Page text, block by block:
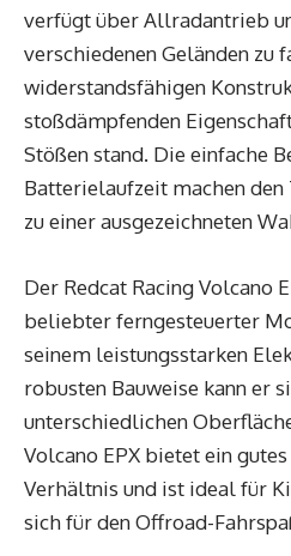
verfügt über Allradantrieb
verschiedenen Geländen zu
widerstandsfähigen
stoßdämpfenden
Stößen stand. Die einfache
Batterielaufzeit machen den
zu einer ausgezeichneten
Der Redcat Racing Volcano
beliebter ferngesteuerter
seinem leistungsstarken
robusten Bauweise kann er
unterschiedlichen
Volcano EPX bietet ein
Verhältnis und ist ideal für
sich für den Offroad-